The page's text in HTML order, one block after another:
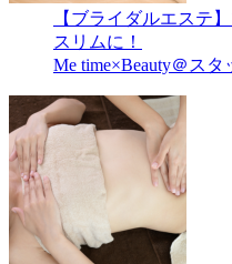
【ブライダルエステ
スリムに！
Me time×Beauty＠スタ